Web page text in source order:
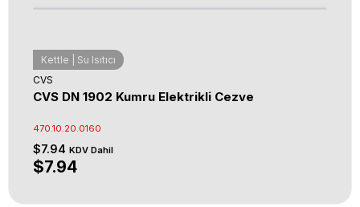
Kettle | Su Isıtıcı
CVS
CVS DN 1902 Kumru Elektrikli Cezve
470.10.20.0160
$7.94 KDV Dahil
$7.94